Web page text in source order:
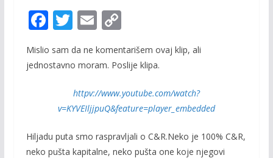
F
e
o
k
T
w
itt
E
m
ai
C
p
y
Li
n
k
Mislio sam da ne komentarišem ovaj klip, ali
jednostavno moram. Poslije klipa.
httpv://www.youtube.com/watch?
v=KYVEIljjpuQ&feature=player_embedded
Hiljadu puta smo raspravljali o C&R.Neko je 100% C&R,
neko pušta kapitalne, neko pušta one koje njegovi